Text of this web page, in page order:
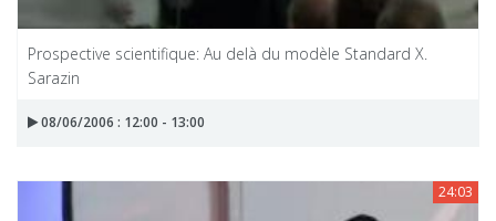
Prospective scientifique: Au delà du modèle Standard X.
Sarazin
08/06/2006 : 12:00 - 13:00
24:03